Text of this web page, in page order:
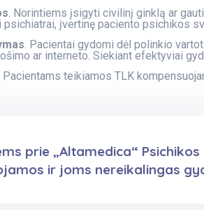
. Norintiems įsigyti civilinį ginklą ar
psichiatrai, įvertinę paciento psichikos
. Pacientai gydomi dėl polinkio
ar interneto. Siekiant efektyviai
Pacientams teikiamos TLK
prie „Altamedica“
ir joms nereikalingas